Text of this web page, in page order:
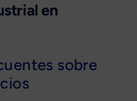
en
sobre